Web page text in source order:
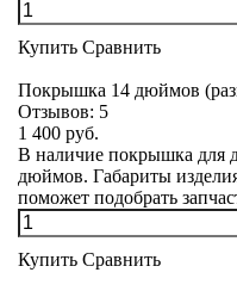
Купить Сравнить
Покрышка 14 дюймов
Отзывов: 5
1 400 руб.
В наличие покрышка для
дюймов. Габариты
поможет подобрать
Купить Сравнить